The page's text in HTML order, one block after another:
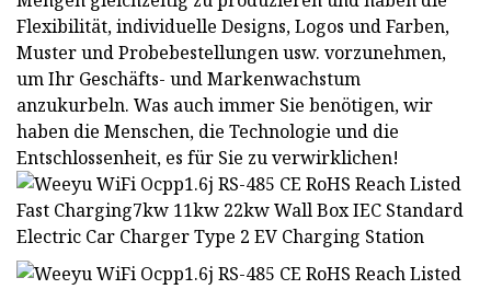
Flexibilität, individuelle Designs, Logos und Farben,
Muster und Probebestellungen usw. vorzunehmen,
um Ihr Geschäfts- und Markenwachstum
anzukurbeln. Was auch immer Sie benötigen, wir
haben die Menschen, die Technologie und die
Entschlossenheit, es für Sie zu verwirklichen!